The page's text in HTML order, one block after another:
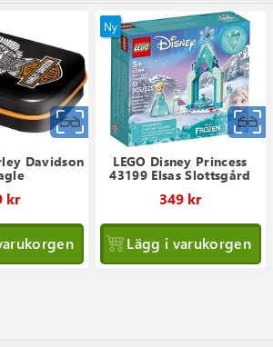
Snabbvy
Davidson
kr
Ny
LEGO Disney Princess
43199 Elsas Slottsgård
349 kr
Lägg i varukorgen